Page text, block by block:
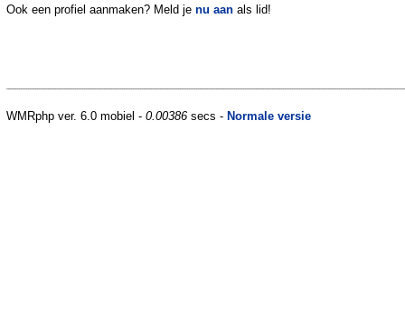
Ook een profiel aanmaken? Meld je nu aan als lid!
WMRphp ver. 6.0 mobiel - 0.00386 secs - Normale versie